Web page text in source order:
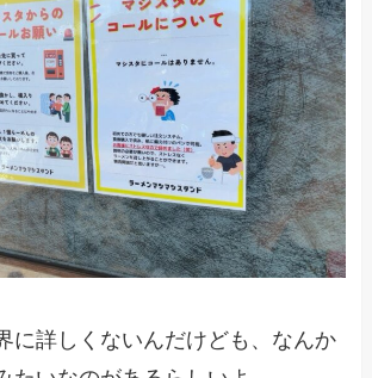
に詳しくないんだけども、なんか